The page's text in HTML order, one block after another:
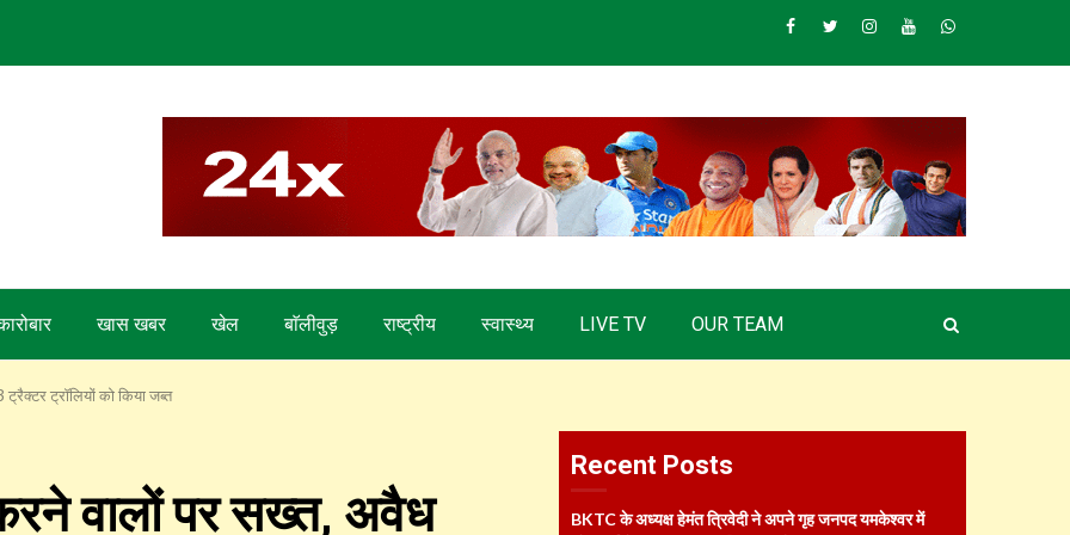
Facebook
TwitterInstagram
YoutubeWhatsapp
खास खबर खेल बाॅलीवुड़ राष्ट्रीय स्वास्थ्य LIVE TV OUR TEAM
ट्रॉलियों को किया जब्त
वालों पर सख्त, अवैध
Recent Posts
BKTC के अध्यक्ष हेमंत त्रिवेदी ने अपने गृह जनपद यमकेश्वर में